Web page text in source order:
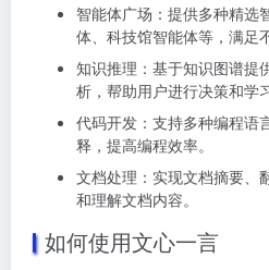
智能体广场：提供多种精选
体、科技馆智能体等，满足
知识推理：基于知识图谱提
析，帮助用户进行决策和学习
代码开发：支持多种编程语
释，提高编程效率。
文档处理： 实现文档摘要、
和理解文档内容。
如何使用文心一言